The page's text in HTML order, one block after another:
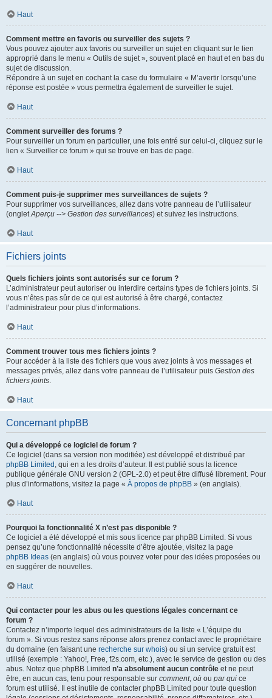
Haut
Comment mettre en favoris ou surveiller des sujets ?
Vous pouvez ajouter aux favoris ou surveiller un sujet en cliquant sur le lien
approprié dans le menu « Outils de sujet », souvent placé en haut et en bas du
sujet de discussion.
Répondre à un sujet en cochant la case du formulaire « M’avertir lorsqu’une
réponse est postée » vous permettra également de surveiller le sujet.
Haut
Comment surveiller des forums ?
Pour surveiller un forum en particulier, une fois entré sur celui-ci, cliquez sur le
lien « Surveiller ce forum » qui se trouve en bas de page.
Haut
Comment puis-je supprimer mes surveillances de sujets ?
Pour supprimer vos surveillances, allez dans votre panneau de l’utilisateur
(ongletAperçu --> Gestion des surveillances) et suivez les instructions.
Haut
Fichiers joints
Quels fichiers joints sont autorisés sur ce forum ?
L’administrateur peut autoriser ou interdire certains types de fichiers joints. Si
vous n’êtes pas sûr de ce qui est autorisé à être chargé, contactez
l’administrateur pour plus d’informations.
Haut
Comment trouver tous mes fichiers joints ?
Pour accéder à la liste des fichiers que vous avez joints à vos messages et
messages privés, allez dans votre panneau de l’utilisateur puis Gestion des
fichiers joints.
Haut
Concernant phpBB
Qui a développé ce logiciel de forum ?
Ce logiciel (dans sa version non modifiée) est développé et distribué par
phpBB Limited , qui en a les droits d’auteur. Il est publié sous la licence
publique générale GNU version 2 (GPL-2.0) et peut être diffusé librement. Pour
plus d’informations, visitez la page « À propos de phpBB » (en anglais).
Haut
Pourquoi la fonctionnalité X n’est pas disponible ?
Ce logiciel a été développé et mis sous licence par phpBB Limited. Si vous
pensez qu’une fonctionnalité nécessite d’être ajoutée, visitez la page
phpBB Ideas (en anglais) où vous pouvez voter pour des idées proposées ou
en suggérer de nouvelles.
Haut
Qui contacter pour les abus ou les questions légales concernant ce
forum ?
Contactez n’importe lequel des administrateurs de la liste « L’équipe du
forum ». Si vous restez sans réponse alors prenez contact avec le propriétaire
du domaine (en faisant une recherche sur whois) ou si un service gratuit est
utilisé (exemple : Yahoo!, Free, f2s.com, etc.), avec le service de gestion ou des
abus. Notez que phpBB Limited n’a absolument aucun contrôle et ne peut
être, en aucun cas, tenu pour responsable sur comment, où ou par qui ce
forum est utilisé. Il est inutile de contacter phpBB Limited pour toute question